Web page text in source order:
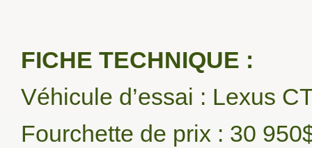
FICHE TECHNIQUE :
Véhicule d’essai : Lexus
Fourchette de prix : 30